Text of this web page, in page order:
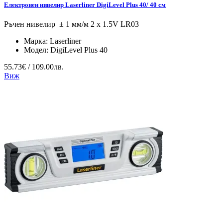
Електронен нивелир Laserliner DigiLevel Plus 40/ 40 см
Ръчен нивелир ± 1 мм/м 2 x 1.5V LR03
Марка: Laserliner
Модел: DigiLevel Plus 40
55.73€ / 109.00лв.
Виж